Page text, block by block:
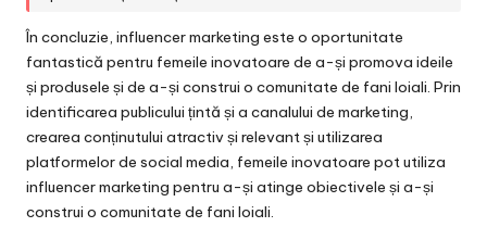
În concluzie, influencer marketing este o oportunitate
fantastică pentru femeile inovatoare de a-și promova ideile
și produsele și de a-și construi o comunitate de fani loiali. Prin
identificarea publicului țintă și a canalului de marketing,
crearea conținutului atractiv și relevant și utilizarea
platformelor de social media, femeile inovatoare pot utiliza
influencer marketing pentru a-și atinge obiectivele și a-și
construi o comunitate de fani loiali.